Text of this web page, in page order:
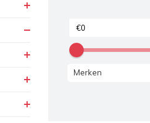
Merken